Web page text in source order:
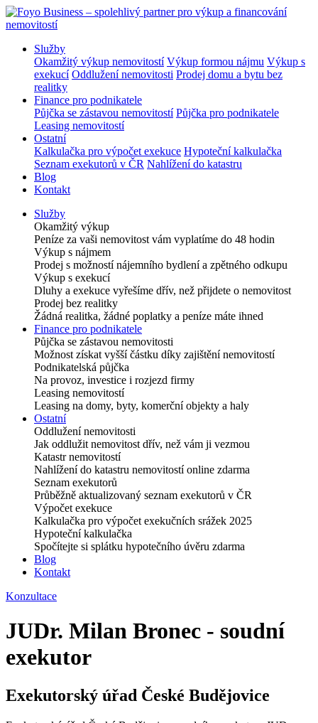
Služby
Okamžitý výkup nemovitostí Výkup formou nájmu Výkup s
exekucí Oddlužení nemovitosti Prodej domu a bytu bez
realitky
Finance pro podnikatele
Půjčka se zástavou nemovitostí Půjčka pro podnikatele
Leasing nemovitostí
Ostatní
Kalkulačka pro výpočet exekuce Hypoteční kalkulačka
Seznam exekutorů v ČR Nahlížení do katastru
Blog
Kontakt
Služby
Okamžitý výkup
Peníze za vaši nemovitost vám vyplatíme do 48 hodin
Výkup s nájmem
Prodej s možností nájemního bydlení a zpětného odkupu
Výkup s exekucí
Dluhy a exekuce vyřešíme dřív, než přijdete o nemovitost
Prodej bez realitky
Žádná realitka, žádné poplatky a peníze máte ihned
Finance pro podnikatele
Půjčka se zástavou nemovitosti
Možnost získat vyšší částku díky zajištění nemovitostí
Podnikatelská půjčka
Na provoz, investice i rozjezd firmy
Leasing nemovitostí
Leasing na domy, byty, komerční objekty a haly
Ostatní
Oddlužení nemovitosti
Jak oddlužit nemovitost dřív, než vám ji vezmou
Katastr nemovitostí
Nahlížení do katastru nemovitostí online zdarma
Seznam exekutorů
Průběžně aktualizovaný seznam exekutorů v ČR
Výpočet exekuce
Kalkulačka pro výpočet exekučních srážek 2025
Hypoteční kalkulačka
Spočítejte si splátku hypotečního úvěru zdarma
Blog
Kontakt
Konzultace
JUDr. Milan Bronec - soudní
exekutor
Exekutorský úřad České Budějovice